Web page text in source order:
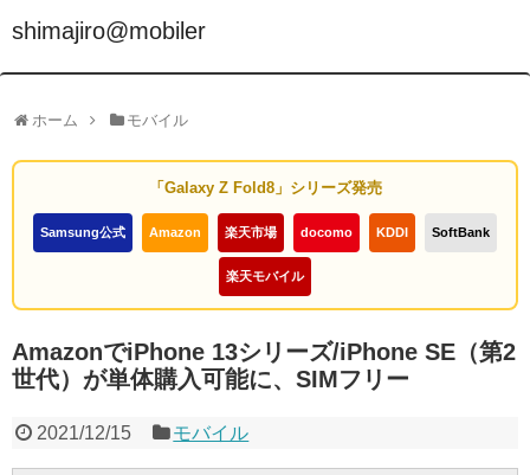
shimajiro@mobiler
ホーム モバイル
「Galaxy Z Fold8」シリーズ発売
Samsung公式 Amazon 楽天市場 docomo KDDI SoftBank
楽天モバイル
AmazonでiPhone 13シリーズ/iPhone SE（第2
世代）が単体購入可能に、SIMフリー
2021/12/15 モバイル